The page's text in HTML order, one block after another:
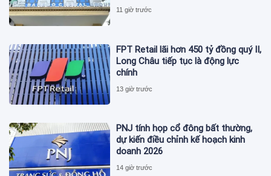
11 giờ trước
FPT Retail lãi hơn 450 tỷ đồng quý II,
Long Châu tiếp tục là động lực
chính
13 giờ trước
PNJ tính họp cổ đông bất thường,
dự kiến điều chỉnh kế hoạch kinh
doanh 2026
14 giờ trước